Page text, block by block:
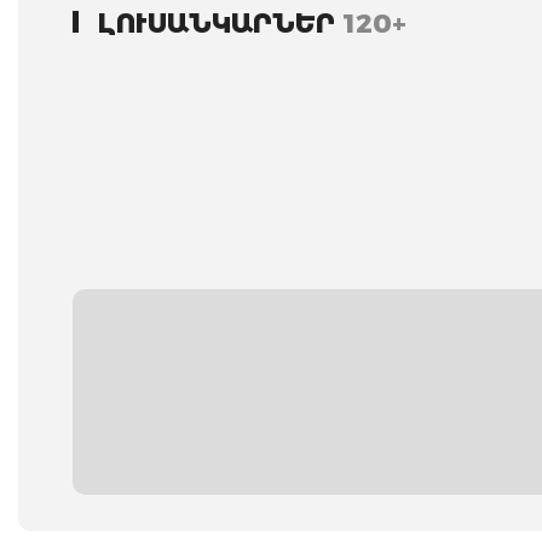
ԼՈՒՍԱՆԿԱՐՆԵՐ 120+